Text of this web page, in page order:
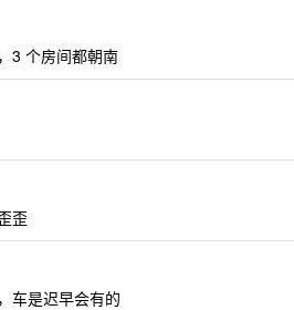
3 个房间都朝南
歪
车是迟早会有的